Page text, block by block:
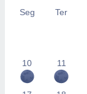
Seg Ter
10 11